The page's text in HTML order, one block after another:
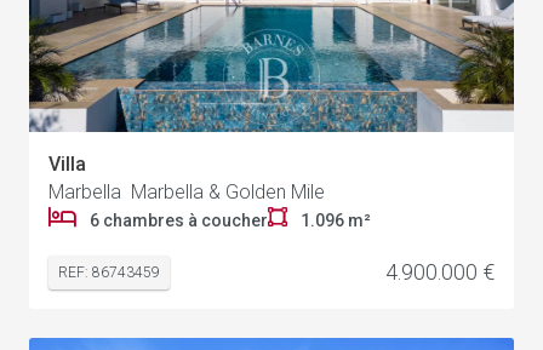
Villa
Marbella Marbella & Golden Mile
6 chambres à coucher 1.096 m²
REF: 86743459 4.900.000 €